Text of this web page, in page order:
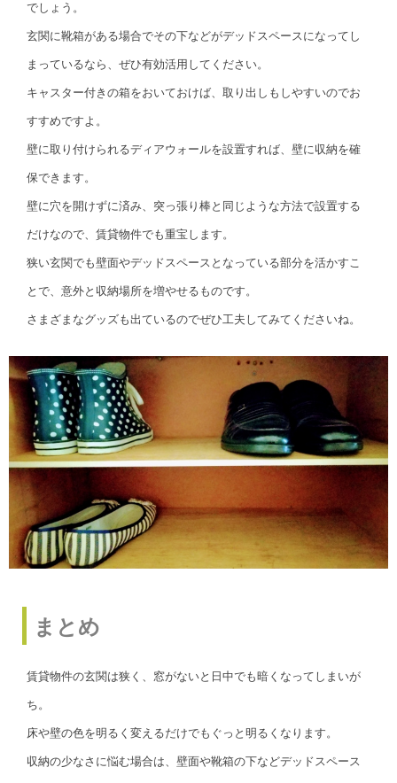
でしょう。
玄関に靴箱がある場合でその下などがデッドスペースになってし
まっているなら、ぜひ有効活用してください。
キャスター付きの箱をおいておけば、取り出しもしやすいのでお
すすめですよ。
壁に取り付けられるディアウォールを設置すれば、壁に収納を確
保できます。
壁に穴を開けずに済み、突っ張り棒と同じような方法で設置する
だけなので、賃貸物件でも重宝します。
狭い玄関でも壁面やデッドスペースとなっている部分を活かすこ
とで、意外と収納場所を増やせるものです。
さまざまなグッズも出ているのでぜひ工夫してみてくださいね。
まとめ
賃貸物件の玄関は狭く、窓がないと日中でも暗くなってしまいが
ち。
床や壁の色を明るく変えるだけでもぐっと明るくなります。
収納の少なさに悩む場合は、壁面や靴箱の下などデッドスペース